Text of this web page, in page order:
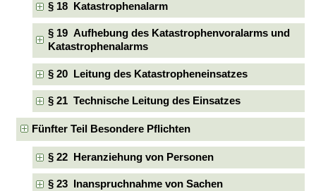
§ 18 Katastrophenalarm
§ 19 Aufhebung des Katastrophenvoralarms und
Katastrophenalarms
§ 20 Leitung des Katastropheneinsatzes
§ 21 Technische Leitung des Einsatzes
Fünfter Teil Besondere Pflichten
§ 22 Heranziehung von Personen
§ 23 Inanspruchnahme von Sachen